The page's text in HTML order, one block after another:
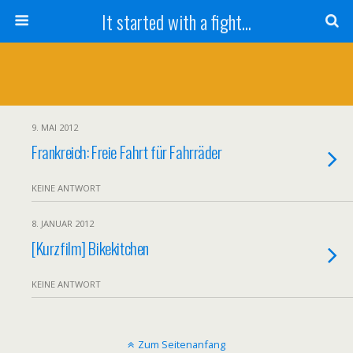
It started with a fight...
9. MAI 2012
Frankreich: Freie Fahrt für Fahrräder
KEINE ANTWORT
8. JANUAR 2012
[Kurzfilm] Bikekitchen
KEINE ANTWORT
Zum Seitenanfang